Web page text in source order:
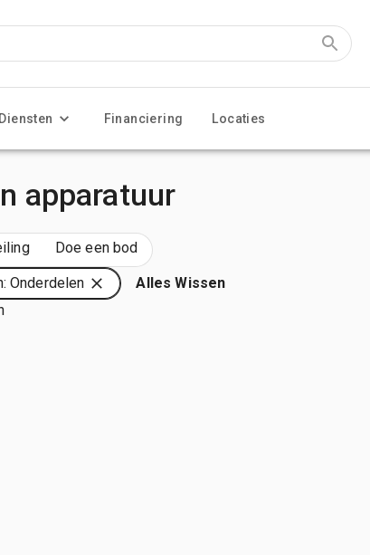
Diensten Financiering Locaties
apparatuur
Doe een bod
Onderdelen
Alles Wissen